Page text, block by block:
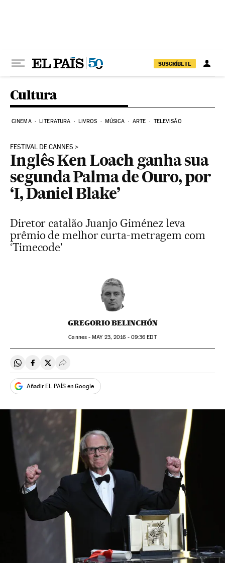
SUSCRÍBETE
Cultura
CINEMA LITERATURA LIVROS MÚSICA ARTE TELEVISÃO
FESTIVAL DE CANNES
Inglês Ken Loach ganha sua
segunda Palma de Ouro, por
‘I, Daniel Blake’
Diretor catalão Juanjo Giménez leva
prêmio de melhor curta-metragem com
‘Timecode'
GREGORIO BELINCHÓN
Cannes -MAY23, 2016 - 09:36 EDT
Compartir en Whatsapp
Compartir en Facebook
Compartir en Twitter
Desplegar Redes Sociales
Añadir EL PAÍS en Google